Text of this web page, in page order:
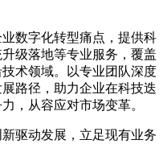
数字化转型痛点，提供科
级落地等专业服务，覆盖
术领域。以专业团队深度
路径，助力企业在科技迭
，从容应对市场变革。
驱动发展，立足现有业务